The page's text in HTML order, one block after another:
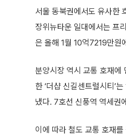
서울 동북권에서도 유사한
장위뉴타운 일대에서는 프
은 올해 1월 10억7219만원
분양시장 역시 교통 호재에
한 ‘더샵 신길센트럴시티’
냈다. 7호선 신풍역 역세권
이에 따라 철도 교통 호재